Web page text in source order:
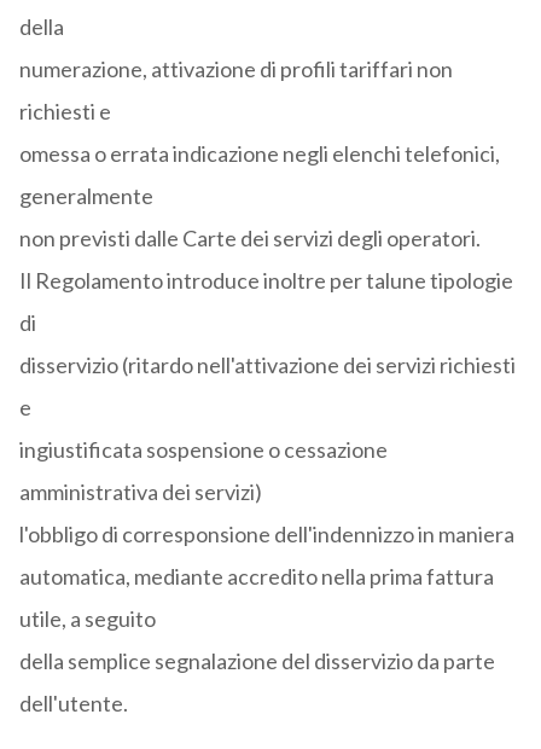
della
numerazione, attivazione di profili tariffari non
richiesti e
omessa o errata indicazione negli elenchi telefonici,
generalmente
non previsti dalle Carte dei servizi degli operatori.
Il Regolamento introduce inoltre per talune tipologie
di
disservizio (ritardo nell'attivazione dei servizi richiesti
e
ingiustificata sospensione o cessazione
amministrativa dei servizi)
l'obbligo di corresponsione dell'indennizzo in maniera
automatica, mediante accredito nella prima fattura
utile, a seguito
della semplice segnalazione del disservizio da parte
dell'utente.